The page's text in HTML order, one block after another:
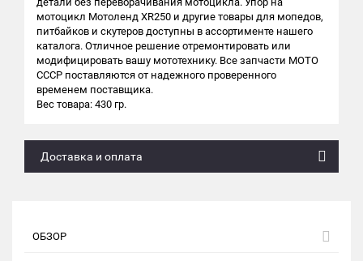
мотоцикл Мотоленд XR250 и другие товары для мопедов,
питбайков и скутеров доступны в ассортименте нашего
каталога. Отличное решение отремонтировать или
модифицировать вашу мототехнику. Все запчасти МОТО
СССР поставляются от надежного проверенного
временем поставщика.
Вес товара: 430 гр.
Доставка и оплата
ОБЗОР